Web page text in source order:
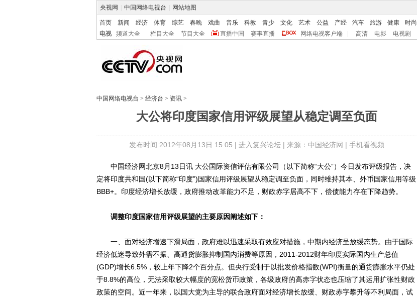
央视网 中国网络电视台 网站地图
首页 新闻 经济 体育 综艺 春晚 戏曲 音乐 科教 青少 文化 艺术 公益 产经 汽车 旅游 健康 时尚
电视
频道大全 栏目大全 节目大全 直播中国 赛事直播 网络电视客户端 高清 电影 电视剧
中国网络电视台 > 经济台 > 资讯 >
大公将印度国家信用评级展望从稳定调至负面
发布时间:2012年08月13日 15:05 | 进入复兴论坛| 来源：中国经济网 | 手机看视频
中国经济网北京8月13日讯 大公国际资信评估有限公司（以下简称“大公”）今日发布评级报告，决
定将印度共和国(以下简称“印度”)国家信用评级展望从稳定调至负面，同时维持其本、外币国家信用等级
BBB+。印度经济增长放缓，政府推动改革能力不足，财政赤字居高不下，偿债能力存在下降趋势。
调整印度国家信用评级展望的主要原因阐述如下：
一、面对经济增速下滑局面，政府难以迅速采取有效应对措施，中期内经济呈放缓态势。由于国际
经济低迷导致外需不振、高通货膨胀抑制国内消费等原因，2011-2012财年印度实际国内生产总值
(GDP)增长6.5%，较上年下降2个百分点。但央行受制于以批发价格指数(WPI)衡量的通货膨胀水平仍处
于8.8%的高位，无法采取较大幅度的宽松货币政策，各级政府的高赤字状态也压缩了其运用扩张性财政
政策的空间。近一年来，以国大党为主导的联合政府面对经济增长放缓、财政赤字攀升等不利局面，试